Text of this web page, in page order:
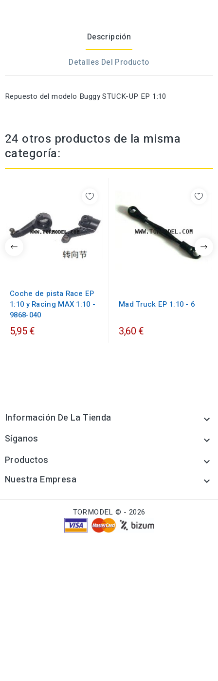
Descripción
Detalles Del Producto
Repuesto del modelo Buggy STUCK-UP EP 1:10
24 otros productos de la misma
categoría:
Coche de pista Race EP
1:10 y Racing MAX 1:10 -
9868-040
5,95 €
Mad Truck EP 1:10 - 6
3,60 €
Información De La Tienda 
Síganos 
Productos 
Nuestra Empresa 
TORMODEL © - 2026